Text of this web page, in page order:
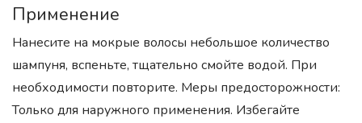
Применение
Нанесите на мокрые волосы небольшое количество
шампуня, вспеньте, тщательно смойте водой. При
необходимости повторите. Меры предосторожности:
Только для наружного применения. Избегайте